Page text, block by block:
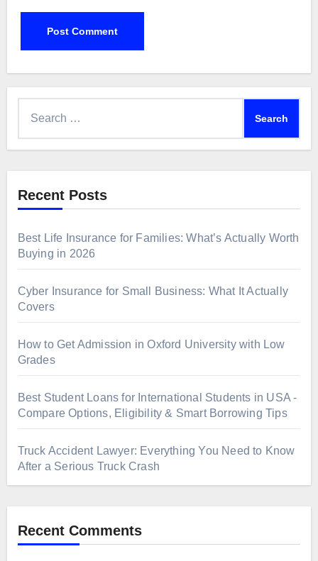
Recent Posts
Best Life Insurance for Families: What’s Actually Worth
Buying in 2026
Cyber Insurance for Small Business: What It Actually
Covers
How to Get Admission in Oxford University with Low
Grades
Best Student Loans for International Students in USA -
Compare Options, Eligibility & Smart Borrowing Tips
Truck Accident Lawyer: Everything You Need to Know
After a Serious Truck Crash
Recent Comments